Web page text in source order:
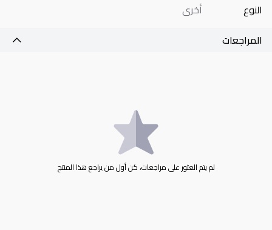
النوع
أخرى
المراجعات
لم يتم العثور على مراجعات، كن أول من يراجع هذا المنتج